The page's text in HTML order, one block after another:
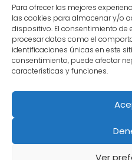
Para ofrecer las mejores
las cookies para almacenar y/o
dispositivo. El consentimiento
procesar datos como el
identificaciones únicas en este
consentimiento, puede afectar
características y funciones.
Ver
Salud digestiva e
y consejos
¿Los bebés y los
tomar yogur?
Yogures con
tratar problemas de
Política de Privacidad